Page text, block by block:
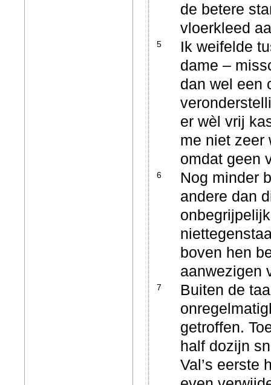
de betere
vloerkleed
5
Ik weifelde
dame –
dan wel een
er wèl vrij
me niet zeer
omdat geen
6
Nog minder
andere dan
boven hen
aanwezigen
7
Buiten de
getroffen.
half dozijn
Val’s eerste